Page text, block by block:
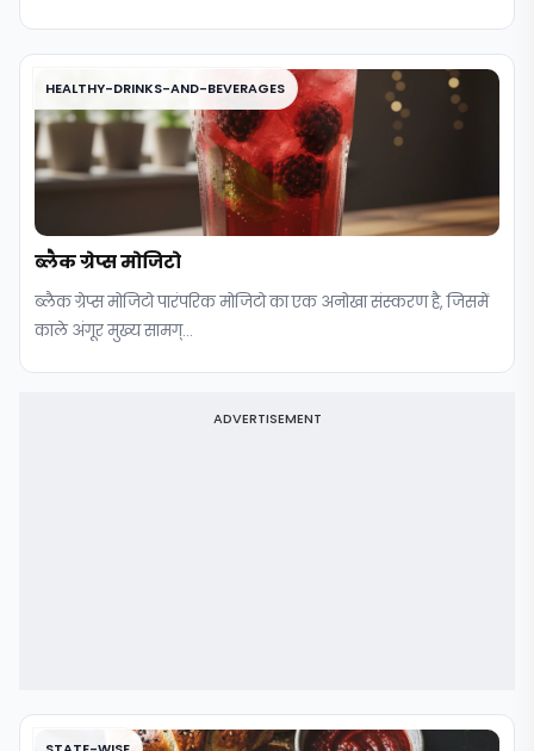
HEALTHY-DRINKS-AND-BEVERAGES
ब्लैक ग्रेप्स मोजिटो
ब्लैक ग्रेप्स मोजिटो पारंपरिक मोजिटो का एक अनोखा संस्करण है, जिसमें
काले अंगूर मुख्य सामग्...
ADVERTISEMENT